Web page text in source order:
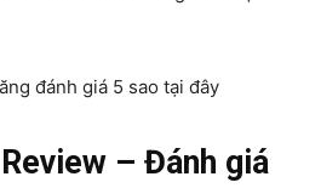
đánh giá 5 sao tại đây
– Đánh giá